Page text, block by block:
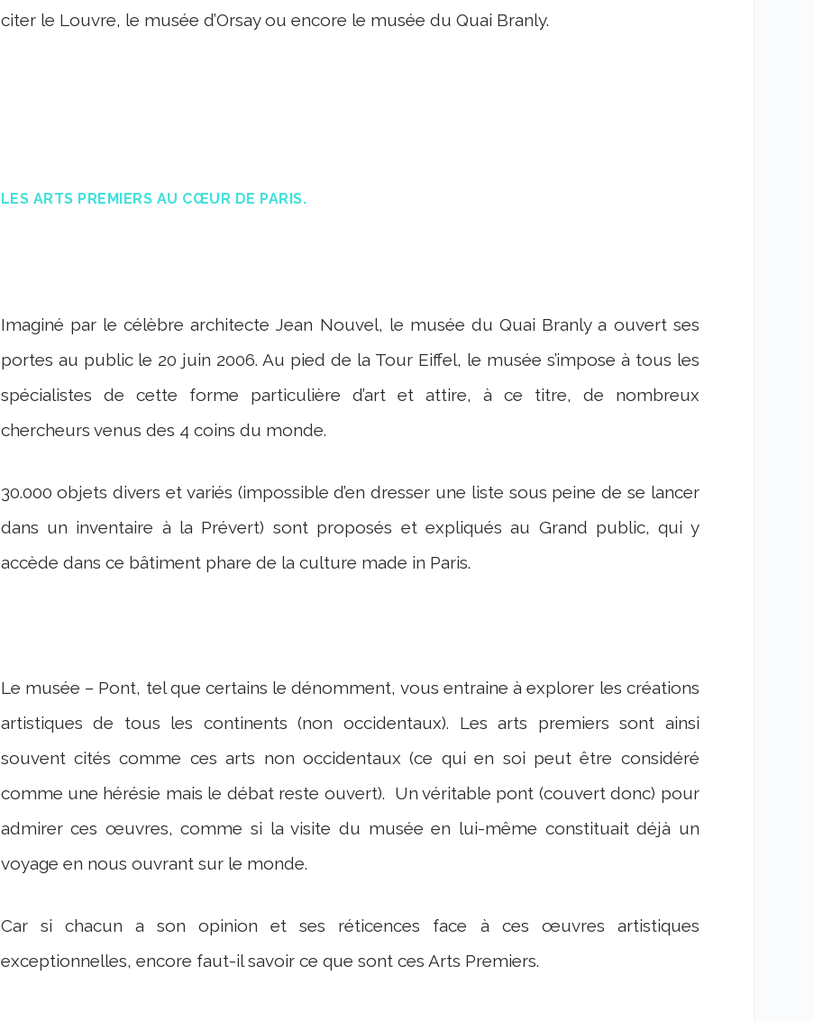
citer le Louvre, le musée d’Orsay ou encore le musée du Quai Branly.
LES ARTS PREMIERS AU CŒUR DE PARIS.
Imaginé par le célèbre architecte Jean Nouvel, le musée du Quai Branly a ouvert ses
portes au public le 20 juin 2006. Au pied de la Tour Eiffel, le musée s’impose à tous les
spécialistes de cette forme particulière d’art et attire, à ce titre, de nombreux
chercheurs venus des 4 coins du monde.
30.000 objets divers et variés (impossible d’en dresser une liste sous peine de se lancer
dans un inventaire à la Prévert) sont proposés et expliqués au Grand public, qui y
accède dans ce bâtiment phare de la culture made in Paris.
Le musée – Pont, tel que certains le dénomment, vous entraine à explorer les créations
artistiques de tous les continents (non occidentaux). Les arts premiers sont ainsi
souvent cités comme ces arts non occidentaux (ce qui en soi peut être considéré
comme une hérésie mais le débat reste ouvert). Un véritable pont (couvert donc) pour
admirer ces œuvres, comme si la visite du musée en lui-même constituait déjà un
voyage en nous ouvrant sur le monde.
Car si chacun a son opinion et ses réticences face à ces œuvres artistiques
exceptionnelles, encore faut-il savoir ce que sont ces Arts Premiers.